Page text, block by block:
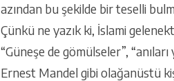
azından bu şekilde bir teselli
Çünkü ne yazık ki, İslami
“Güneşe de gömülseler”,
Ernest Mandel gibi olağanüstü